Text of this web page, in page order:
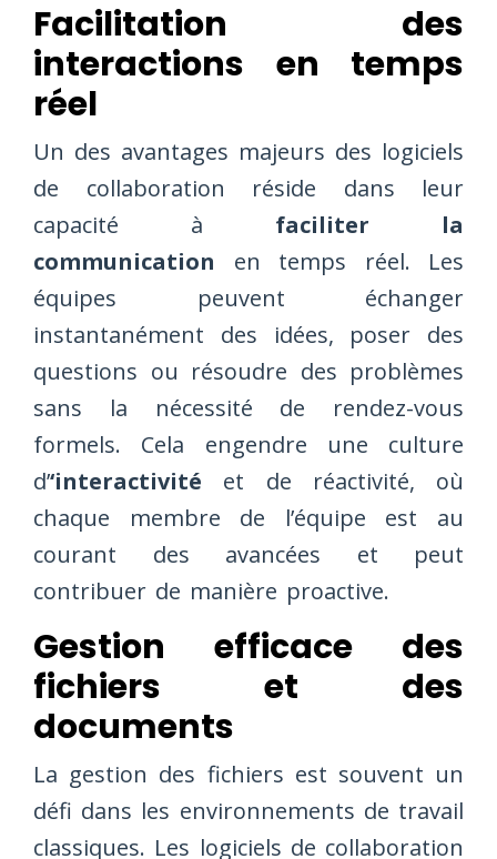
Facilitation des
interactions en temps
réel
Un des avantages majeurs des logiciels
de collaboration réside dans leur
capacité à faciliter la
communication en temps réel. Les
équipes peuvent échanger
instantanément des idées, poser des
questions ou résoudre des problèmes
sans la nécessité de rendez-vous
formels. Cela engendre une culture
d’‘interactivité et de réactivité, où
chaque membre de l’équipe est au
courant des avancées et peut
contribuer de manière proactive.
Gestion efficace des
fichiers et des
documents
La gestion des fichiers est souvent un
défi dans les environnements de travail
classiques. Les logiciels de collaboration